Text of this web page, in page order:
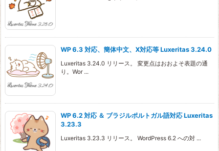
WP 6.3 対応、簡体中文、X対応等 Luxeritas 3.24.0
Luxeritas 3.24.0 リリース。 変更点はおおよそ表題の通
り。Wor ...
WP 6.2 対応 ＆ ブラジルポルトガル語対応 Luxeritas
3.23.3
Luxeritas 3.23.3 リリース。 WordPress 6.2 への対 ...